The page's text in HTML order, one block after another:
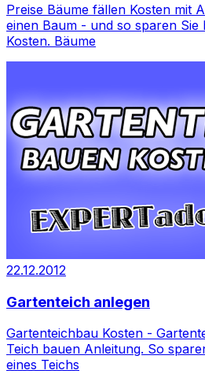
Preise Bäume fällen Kosten mit
einen Baum - und so sparen Sie
Kosten. Bäume
22.12.2012
Gartenteich anlegen
Gartenteichbau Kosten -
Teich bauen Anleitung. So
eines Teichs